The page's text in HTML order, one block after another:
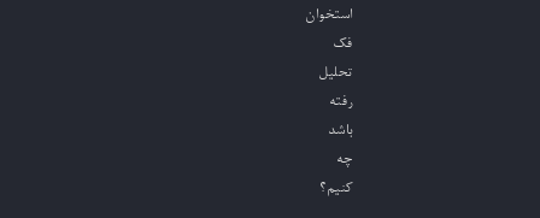
استخوان
فک
تحلیل
رفته
باشد
چه
کنیم؟